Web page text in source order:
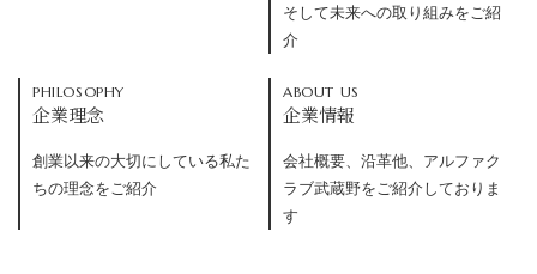
そして未来への取り組みをご紹
介
PHILOSOPHY
企業理念
創業以来の大切にしている私た
ちの理念をご紹介
ABOUT US
企業情報
会社概要、沿革他、アルファク
ラブ武蔵野をご紹介しておりま
す